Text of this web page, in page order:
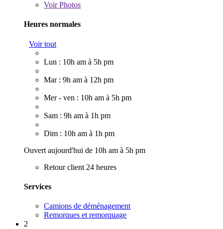
VoirPhotos
Heures normales
Voir tout
Lun : 10h am à 5h pm
Mar : 9h am à 12h pm
Mer - ven : 10h am à 5h pm
Sam : 9h am à 1h pm
Dim : 10h am à 1h pm
Ouvert aujourd'hui de 10h am à 5h pm
Retour client 24 heures
Services
Camions de déménagement
Remorques et remorquage
2